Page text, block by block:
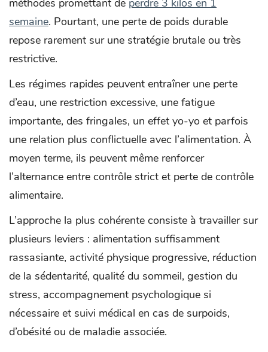
méthodes promettant de perdre 3 kilos en 1
semaine. Pourtant, une perte de poids durable
repose rarement sur une stratégie brutale ou très
restrictive.
Les régimes rapides peuvent entraîner une perte
d’eau, une restriction excessive, une fatigue
importante, des fringales, un effet yo-yo et parfois
une relation plus conflictuelle avec l’alimentation. À
moyen terme, ils peuvent même renforcer
l’alternance entre contrôle strict et perte de contrôle
alimentaire.
L’approche la plus cohérente consiste à travailler sur
plusieurs leviers : alimentation suffisamment
rassasiante, activité physique progressive, réduction
de la sédentarité, qualité du sommeil, gestion du
stress, accompagnement psychologique si
nécessaire et suivi médical en cas de surpoids,
d’obésité ou de maladie associée.